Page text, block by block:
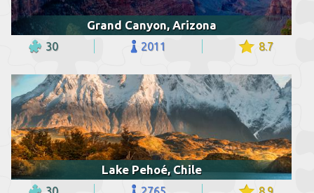
Grand Canyon, Arizona
30 2011 8.7
Lake Pehoé, Chile